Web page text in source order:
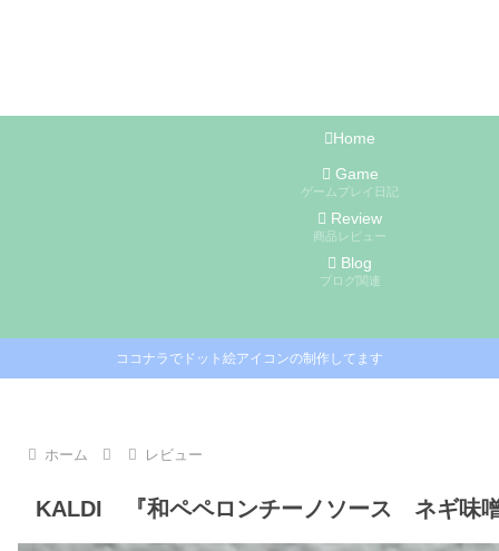
Home
Game
ゲームプレイ日記
Review
商品レビュー
Blog
ブログ関連
ココナラでドット絵アイコンの制作してます
ホーム レビュー
KALDI 『和ペペロンチーノソース ネギ味